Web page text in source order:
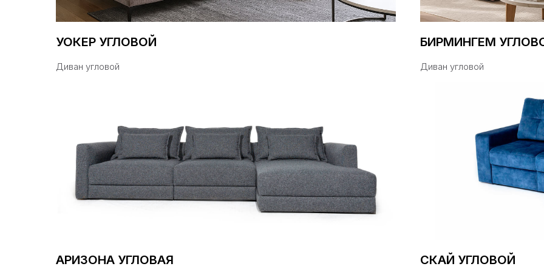
УОКЕР УГЛОВОЙ
Диван угловой
БИРМИНГЕМ
Диван угловой
АРИЗОНА УГЛОВАЯ СКАЙ УГЛОВОЙ